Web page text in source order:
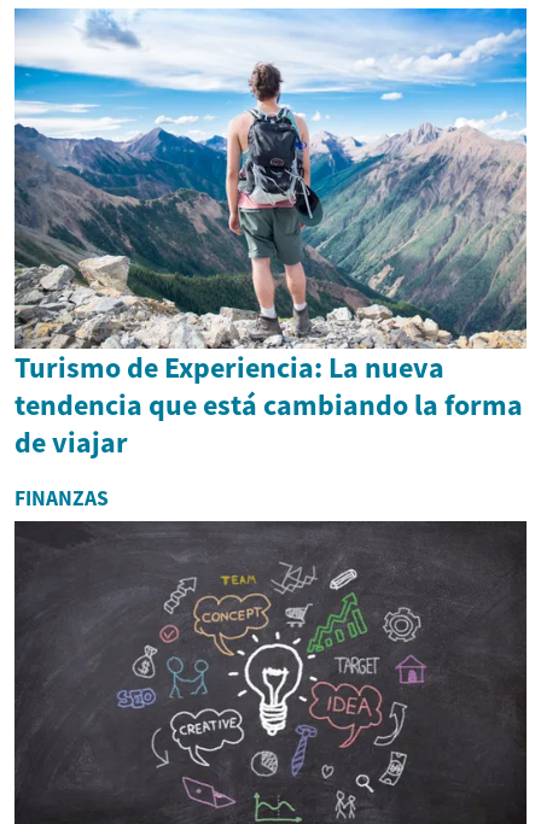
Turismo de Experiencia: La nueva
tendencia que está cambiando la forma
de viajar
FINANZAS